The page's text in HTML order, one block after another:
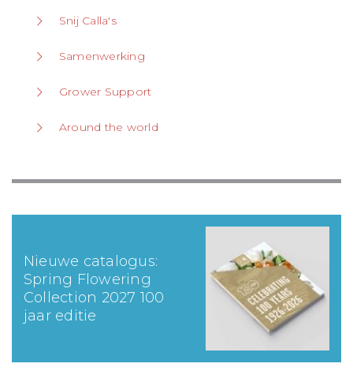
Snij Calla's
Samenwerking
Grower Support
Around the world
Nieuwe catalogus:
Spring Flowering
Collection 2027 100
jaar editie